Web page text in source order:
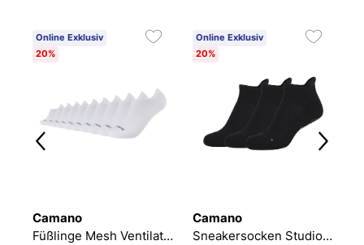
Online Exklusiv
20%
Camano
Füßlinge Mesh Ventilation
Online Exklusiv
20%
Camano
Sneakersocken Studio-Line Pilates und Yoga